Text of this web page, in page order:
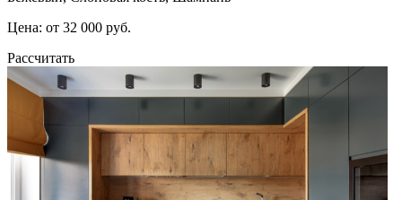
Цена: от 32 000 руб.
Рассчитать